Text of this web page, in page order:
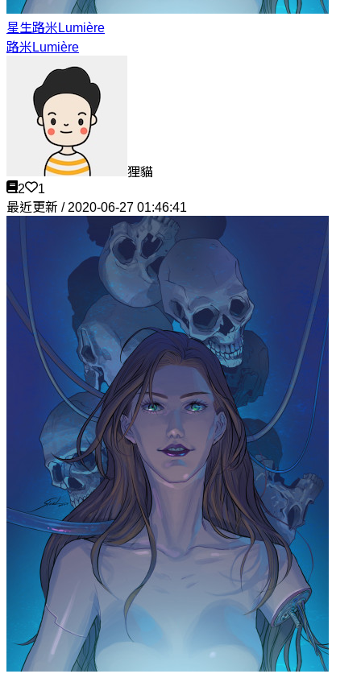
星生路米Lumière
路米Lumière
狸貓
2
1
最近更新 / 2020-06-27 01:46:41